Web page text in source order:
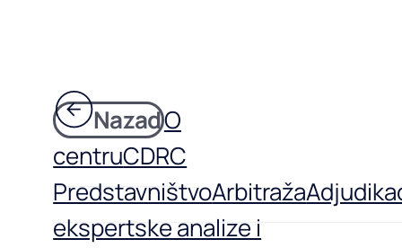
NazadO
centruCDRC
PredstavništvoArbitraža
ekspertske analize i